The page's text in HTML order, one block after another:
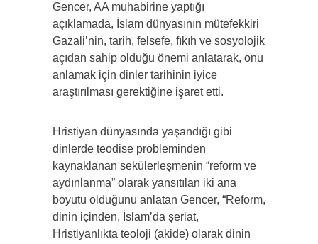
Gencer, AA muhabirine yaptığı
açıklamada, İslam dünyasının mütefekkiri
Gazali’nin, tarih, felsefe, fıkıh ve sosyolojik
açıdan sahip olduğu önemi anlatarak, onu
anlamak için dinler tarihinin iyice
araştırılması gerektiğine işaret etti.
Hristiyan dünyasında yaşandığı gibi
dinlerde teodise probleminden
kaynaklanan sekülerleşmenin “reform ve
aydınlanma” olarak yansıtılan iki ana
boyutu olduğunu anlatan Gencer, “Reform,
dinin içinden, İslam’da şeriat,
Hristiyanlıkta teoloji (akide) olarak dinin